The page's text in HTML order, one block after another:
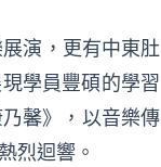
演，更有中東肚
學員豐碩的學習
馨》，以音樂傳
烈迴響。